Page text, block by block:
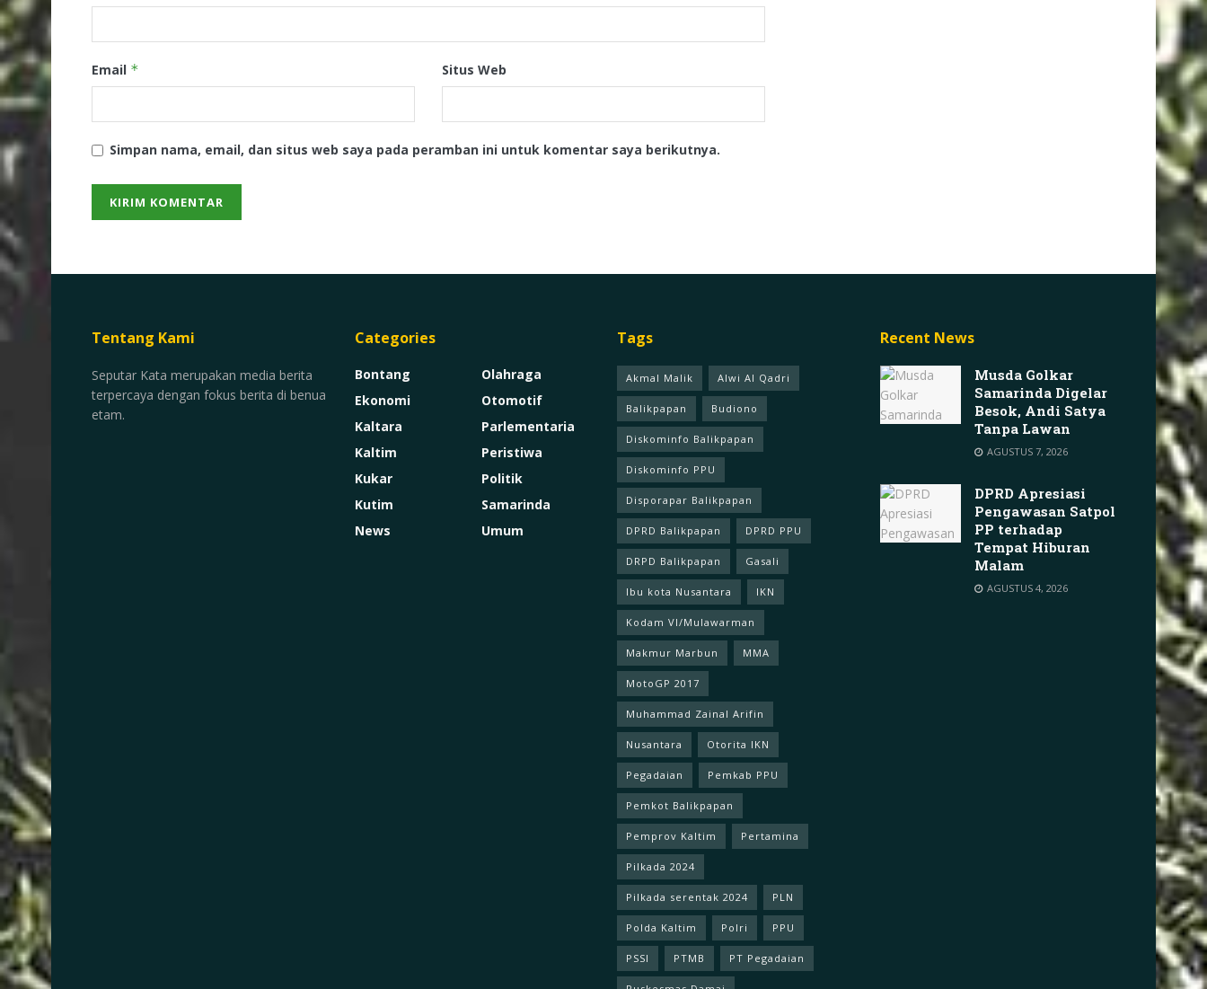
Email * Situs Web
Simpan nama, email, dan situs web saya pada peramban ini untuk komentar saya berikutnya.
Tentang Kami
Seputar Kata merupakan media berita
terpercaya dengan fokus berita di benua
etam.
Categories
Bontang
Ekonomi
Kaltara
Kaltim
Kukar
Kutim
News
Olahraga
Otomotif
Parlementaria
Peristiwa
Politik
Samarinda
Umum
Tags
Akmal Malik Alwi Al Qadri
Balikpapan Budiono
Diskominfo Balikpapan
Diskominfo PPU
Disporapar Balikpapan
DPRD Balikpapan DPRD PPU
DRPD Balikpapan Gasali
Ibu kota Nusantara IKN
Kodam Vl/Mulawarman
Makmur Marbun MMA
MotoGP 2017
Muhammad Zainal Arifin
Nusantara Otorita IKN
Pegadaian Pemkab PPU
Pemkot Balikpapan
Pemprov Kaltim Pertamina
Pilkada 2024
Pilkada serentak 2024 PLN
Polda Kaltim Polri PPU
PSSI PTMB PT Pegadaian
Recent News
Musda Golkar
Samarinda Digelar
Besok, Andi Satya
Tanpa Lawan
AGUSTUS 7, 2026
DPRD Apresiasi
Pengawasan Satpol
PP terhadap
Tempat Hiburan
Malam
AGUSTUS 4, 2026